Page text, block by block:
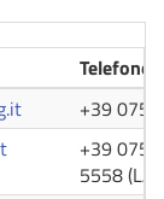
Telefono
+39 075
+39 075
5558